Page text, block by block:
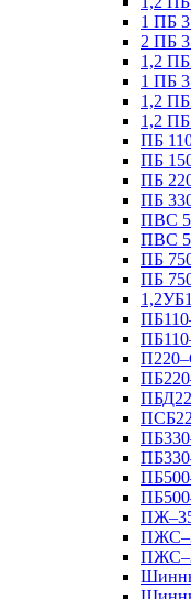
1 ПБ
2 ПБ
1,2
1 ПБ
1,2
1,2
ПБ
ПБ
ПБ
ПБ
ПВС
ПВС
ПБ
ПБ